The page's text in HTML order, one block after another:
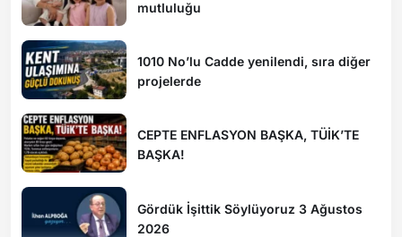
mutluluğu
1010 No’lu Cadde yenilendi, sıra diğer
projelerde
CEPTE ENFLASYON BAŞKA, TÜİK’TE
BAŞKA!
Gördük İşittik Söylüyoruz 3 Ağustos
2026